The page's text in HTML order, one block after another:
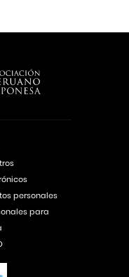
personales
para